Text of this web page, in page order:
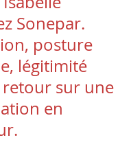
Sonepar.
posture
légitimité
retour sur une
en